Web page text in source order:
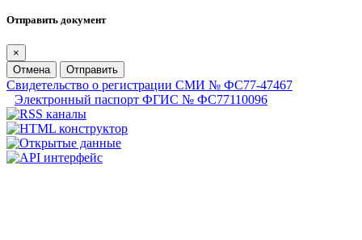
Отправить документ
×
Отмена
Отправить
Свидетельство о регистрации СМИ № ФС77-47467
Электронный паспорт ФГИС № ФС77110096